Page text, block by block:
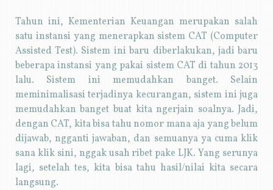
Tahun ini, Kementerian Keuangan merupakan salah
satu instansi yang menerapkan sistem CAT (Computer
Assisted Test). Sistem ini baru diberlakukan, jadi baru
beberapa instansi yang pakai sistem CAT di tahun 2013
lalu. Sistem ini memudahkan banget. Selain
meminimalisasi terjadinya kecurangan, sistem ini juga
memudahkan banget buat kita ngerjain soalnya. Jadi,
dengan CAT, kita bisa tahu nomor mana aja yang belum
dijawab, ngganti jawaban, dan semuanya ya cuma klik
sana klik sini, nggak usah ribet pake LJK. Yang serunya
lagi, setelah tes, kita bisa tahu hasil/nilai kita secara
langsung.